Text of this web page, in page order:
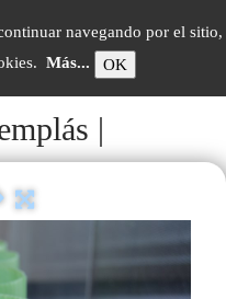
navegando por el sitio,
Más... OK
|